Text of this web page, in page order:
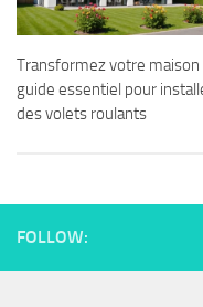
Transformez votre maison
guide essentiel pour
des volets roulants
FOLLOW: